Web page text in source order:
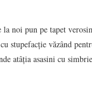
la noi pun pe tapet
stupefacţie văzând
atâţia asasini cu